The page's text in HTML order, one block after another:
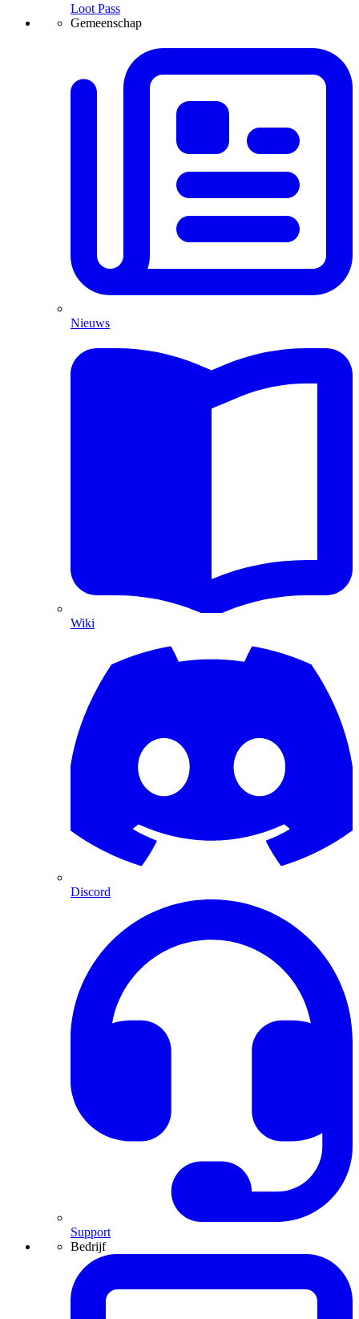
Loot Pass
Gemeenschap
Nieuws
Wiki
Discord
Support
Bedrijf